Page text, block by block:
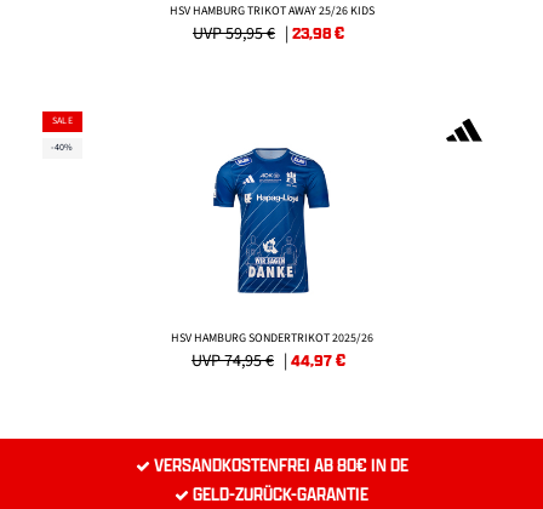
HSV HAMBURG TRIKOT AWAY 25/26 KIDS
UVP 59,95 € |23,98€
SALE
-40%
HSV HAMBURG SONDERTRIKOT 2025/26
UVP 74,95 € |44,97€
VERSANDKOSTENFREI AB 80€ IN DE
GELD-ZURÜCK-GARANTIE